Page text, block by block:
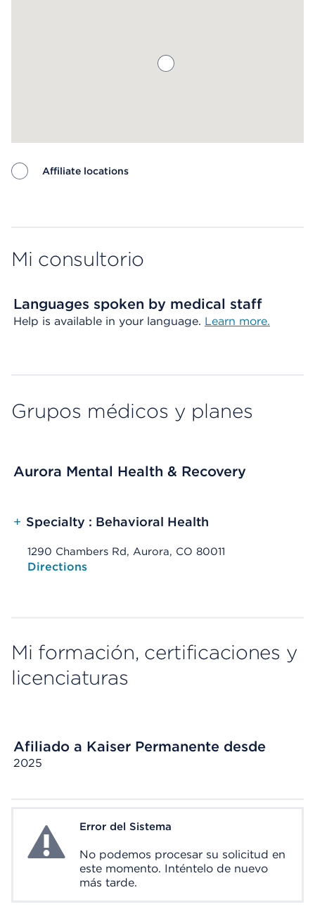
Affiliate locations
Mi consultorio
Languages spoken by medical staff
Help is available in your language. Learn more.
Grupos médicos y planes
Aurora Mental Health & Recovery
+ Specialty : Behavioral Health
1290 Chambers Rd, Aurora, CO 80011
Opens native map application on mobile devices
Directions
Mi formación, certificaciones y
licenciaturas
Afiliado a Kaiser Permanente desde
2025
System ErrorError del Sistema
No podemos procesar su solicitud en
este momento. Inténtelo de nuevo
más tarde.